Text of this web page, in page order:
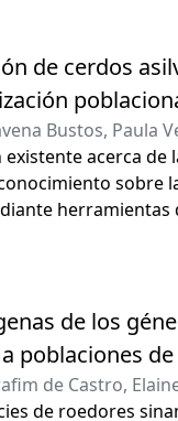
de cerdos
Bustos, Paula
acerca de
sobre
herramientas
estado
además de
del Fuego
del sureste
ADN
de diez
de los
poblaciones
de Castro,
de roedores